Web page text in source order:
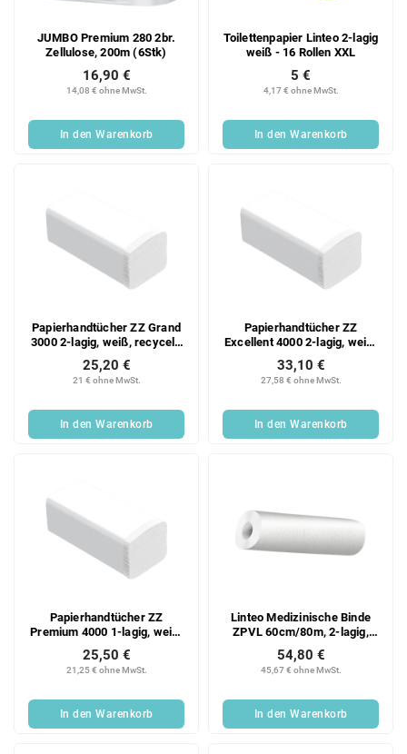
JUMBO Premium 280 2br.
Zellulose, 200m (6Stk)
14,08 € ohne MwSt.
16,90 €
In den Warenkorb
Toilettenpapier Linteo 2-lagig
weiß - 16 Rollen XXL
4,17 € ohne MwSt.
5 €
In den Warenkorb
Papierhandtücher ZZ Grand
3000 2-lagig, weiß, recycelt,
20x150 Blatt Karton
21 € ohne MwSt.
25,20 €
In den Warenkorb
Papierhandtücher ZZ
Excellent 4000 2-lagig, weiß,
Zellstoff, 20x200 Blatt
Karton
27,58 € ohne MwSt.
33,10 €
In den Warenkorb
Papierhandtücher ZZ
Premium 4000 1-lagig, weiß,
Zellstoff, 20x200 Blatt,
Karton
21,25 € ohne MwSt.
25,50 €
In den Warenkorb
Linteo Medizinische Binde
ZPVL 60cm/80m, 2-lagig,
Zellstoff, 6er Packung
45,67 € ohne MwSt.
54,80 €
In den Warenkorb